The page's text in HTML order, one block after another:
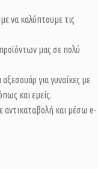
να καλύπτουμε τις
μας σε πολύ
για γυναίκες με
και εμείς.
αντικαταβολή και μέσω e-